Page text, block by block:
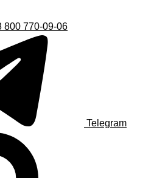
800 770-09-06
Telegram